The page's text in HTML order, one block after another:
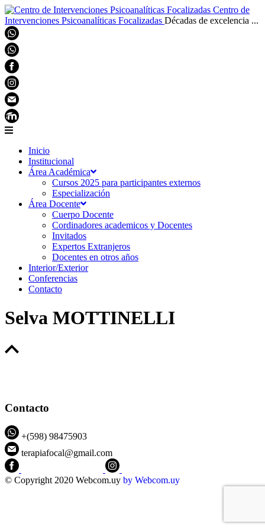
Centro de
Intervenciones Psicoanalíticas Focalizadas Décadas de excelencia ...
Inicio
Institucional
Área Académica
Cursos 2025 para participantes externos
Especialización
Área Docente
Cuerpo Docente
Cordinadores academicos y Docentes
Invitados
Expertos Extranjeros
Docentes en otros años
Interior/Exterior
Conferencias
Contacto
Selva MOTTINELLI
Contacto
+(598) 98475903
terapiafocal@gmail.com
© Copyright 2020 Webcom.uy by Webcom.uy